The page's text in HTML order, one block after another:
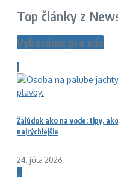
Top články z
Vyberáme pre vás
1
Žalúdok ako na vode: tipy,
najrýchlejšie
24. júla 2026
2